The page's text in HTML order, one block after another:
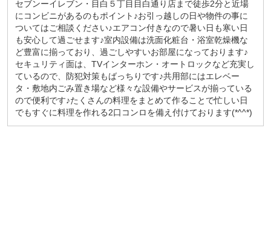
セブンーイレブン・目白５丁目目白通り店まで徒歩2分と近場
にコンビニがあるのもポイント♪お引っ越しの日や物件の事に
ついてはご相談ください♪エアコン付きなので暑い日も寒い日
も安心して過ごせます♪室内設備は洗面化粧台・浴室乾燥機な
ど豊富に揃っており、過ごしやすいお部屋になっております♪
セキュリティ面は、TVインターホン・オートロックなど充実し
ているので、防犯対策もばっちりです♪共用部にはエレベー
タ・敷地内ごみ置き場など様々な設備やサービスが揃っている
ので便利です♪たくさんの料理をまとめて作ることで忙しい日
でもすぐに料理を作れる2口コンロを備え付けております(*^^*)